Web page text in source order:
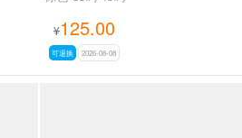
¥125.00
可退换 2026-08-08